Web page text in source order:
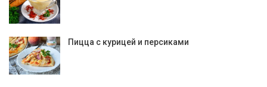
Пицца с курицей и персиками